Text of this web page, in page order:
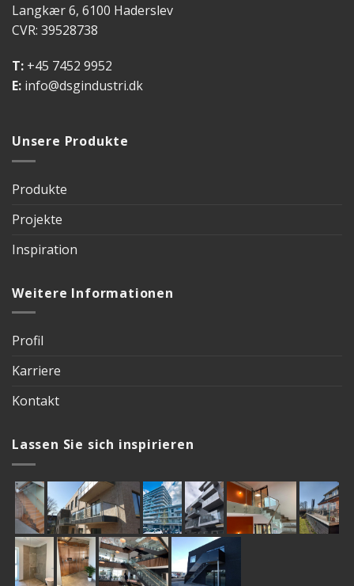
Langkær 6, 6100 Haderslev
CVR: 39528738
T: +45 7452 9952
E: info@dsgindustri.dk
Unsere Produkte
Produkte
Projekte
Inspiration
Weitere Informationen
Profil
Karriere
Kontakt
Lassen Sie sich inspirieren